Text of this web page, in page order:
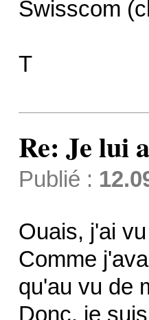
Swisscom
T
Re: Je lui
Publié :
Ouais, j'ai
Comme
qu'au vu de
Donc, je